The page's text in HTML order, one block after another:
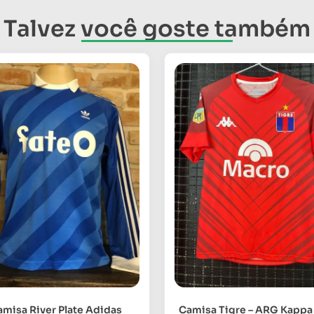
Talvez você goste também
River Plate Adidas Camisa Tigre – ARG